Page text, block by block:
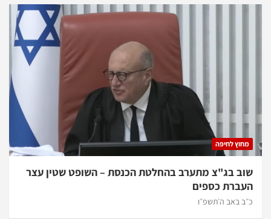
מחוץ לחיפה
שוב בג"צ מתערב בהחלטת הכנסת – השופט שטין עצר
העברת כספים
כ״ב באב ה׳תשפ״ו